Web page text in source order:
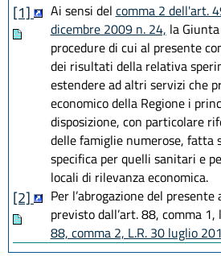
[1]
Ai sensi del comma 2 dell'art.
dicembre 2009 n. 24, la
procedure di cui al presente
dei risultati della relativa
estendere ad altri servizi che
economico della Regione i
disposizione, con particolare
delle famiglie numerose, fatta
specifica per quelli sanitari e
locali di rilevanza economica.
[2]
Per l’abrogazione del
previsto dall’art. 88, comma 1,
88, comma 2, L.R. 30 luglio